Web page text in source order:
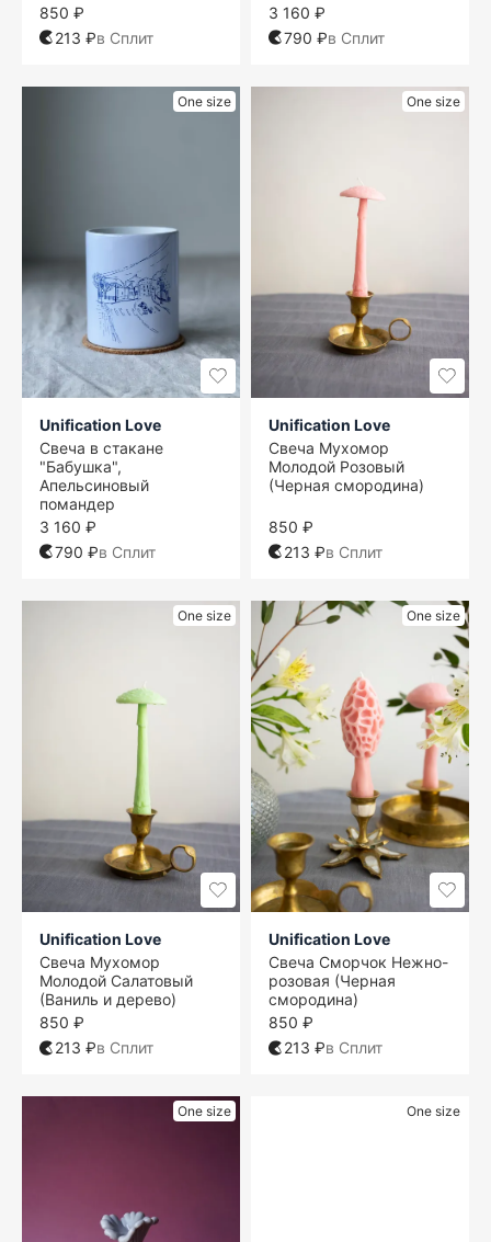
850 ₽
213 ₽в Сплит
3 160 ₽
790 ₽в Сплит
One size
Unification Love
Свеча в стакане
"Бабушка",
Апельсиновый
помандер
3 160 ₽
790 ₽в Сплит
One size
Unification Love
Свеча Мухомор
Молодой Розовый
(Черная смородина)
850 ₽
213 ₽в Сплит
One size
Unification Love
Свеча Мухомор
Молодой Салатовый
(Ваниль и дерево)
850 ₽
213 ₽в Сплит
One size
Unification Love
Свеча Сморчок Нежно-
розовая (Черная
смородина)
850 ₽
213 ₽в Сплит
One size One size